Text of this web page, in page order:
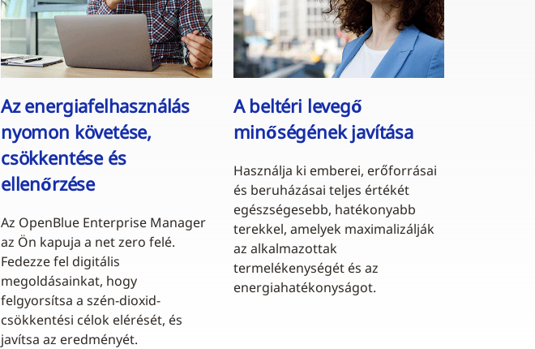
Az energiafelhasználás
nyomon követése,
csökkentése és
ellenőrzése
Az OpenBlue Enterprise Manager
az Ön kapuja a net zero felé.
Fedezze fel digitális
megoldásainkat, hogy
felgyorsítsa a szén-dioxid-
csökkentési célok elérését, és
javítsa az eredményét.
A beltéri levegő
minőségének javítása
Használja ki emberei, erőforrásai
és beruházásai teljes értékét
egészségesebb, hatékonyabb
terekkel, amelyek maximalizálják
az alkalmazottak
termelékenységét és az
energiahatékonyságot.